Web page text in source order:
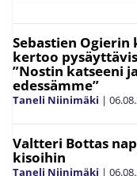
Sebastien
kertoo
”Nostin katseeni
edessämme”
Taneli Niinimäki |
Valtteri Bottas
kisoihin
Taneli Niinimäki |